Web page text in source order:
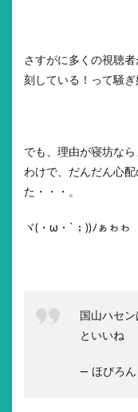
さすがに多くの視聴
刻している！って騒ぎ
でも、理由が寝坊な
わけで、だんだん心
た・・・。
ヾ(・ω・`；))ﾉぁゎゎ
国山ハセ
といいね
— ほびろん